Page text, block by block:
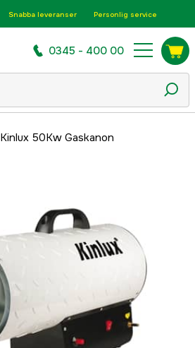
Snabba leveranser Personlig service
0345 - 400 00
Kinlux 50Kw Gaskanon